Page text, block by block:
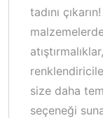
tadını
size daha
seçeneği